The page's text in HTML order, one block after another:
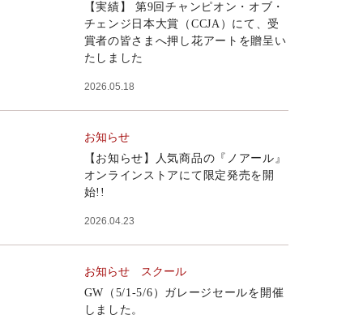
【実績】 第9回チャンピオン・オブ・
チェンジ日本大賞（CCJA）にて、受
賞者の皆さまへ押し花アートを贈呈い
たしました
2026.05.18
お知らせ
【お知らせ】人気商品の『ノアール』
オンラインストアにて限定発売を開
始!!
2026.04.23
お知らせ スクール
GW（5/1-5/6）ガレージセールを開催
しました。